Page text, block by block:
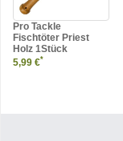
Pro Tackle
Fischtöter Priest
Holz 1Stück
5,99 €*